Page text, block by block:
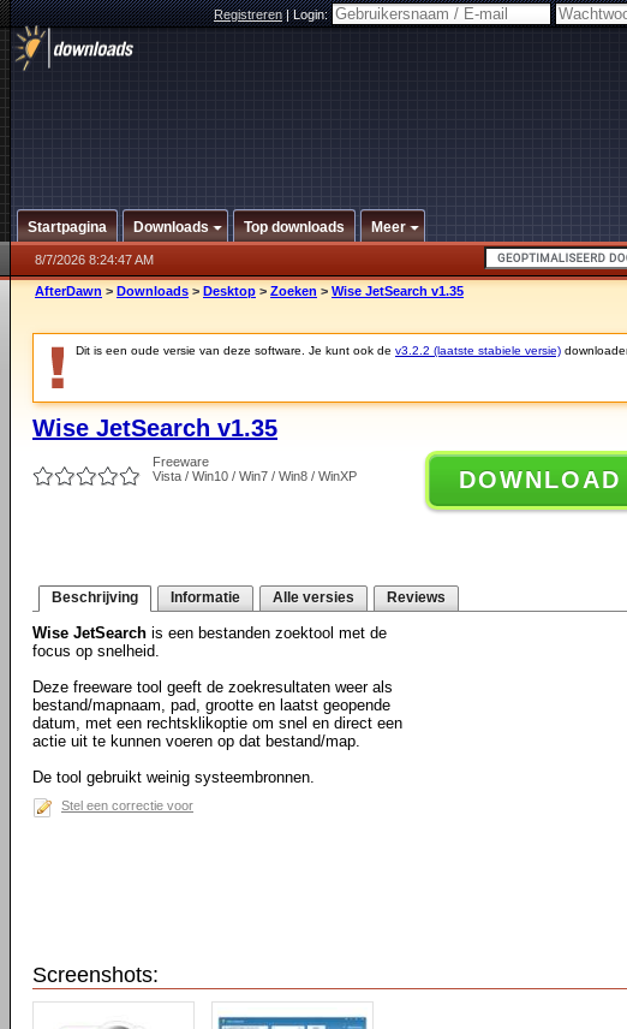
Registreren|Login:
Startpagina Downloads Top downloads Meer
8/7/2026 8:24:47 AM
AfterDawn > Downloads > Desktop > Zoeken > Wise JetSearch v1.35
Dit is een oude versie van deze software. Je kunt ook de v3.2.2 (laatste stabiele versie)
Wise JetSearch v1.35
Freeware
Vista / Win10 / Win7 / Win8 / WinXP
DOWNLOAD
Beschrijving Informatie Alle versies Reviews
Wise JetSearch is een bestanden zoektool met de
focus op snelheid.
Deze freeware tool geeft de zoekresultaten weer als
bestand/mapnaam, pad, grootte en laatst geopende
datum, met een rechtsklikoptie om snel en direct een
actie uit te kunnen voeren op dat bestand/map.
De tool gebruikt weinig systeembronnen.
Stel een correctie voor
Screenshots: